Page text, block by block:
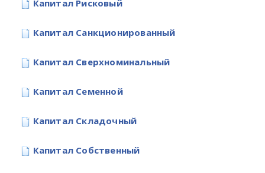
Капитал Рисковый
Капитал Санкционированный
Капитал Сверхноминальный
Капитал Семенной
Капитал Складочный
Капитал Собственный